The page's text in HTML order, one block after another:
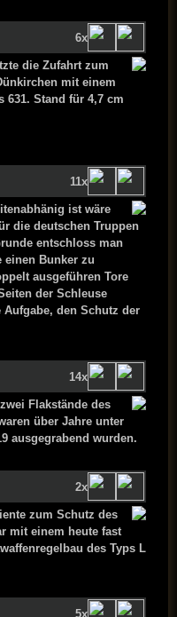
6x
die Zufahrt zum
mit einem
631. Stand für 4,7 cm
11x
ist wäre
die deutschen Truppen
entschloss man
einen Bunker zu
ausgeführen Tore
der Schleuse
den Schutz der
14x
Flakstände des
über Jahre unter
ausgegrabend wurden.
2x
zum Schutz des
mit einem heute fast
des Typs L
5x